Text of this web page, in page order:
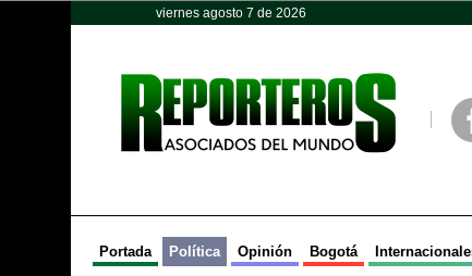
viernes agosto 7 de 2026
Portada Política Opinión Bogotá
Opinión Política